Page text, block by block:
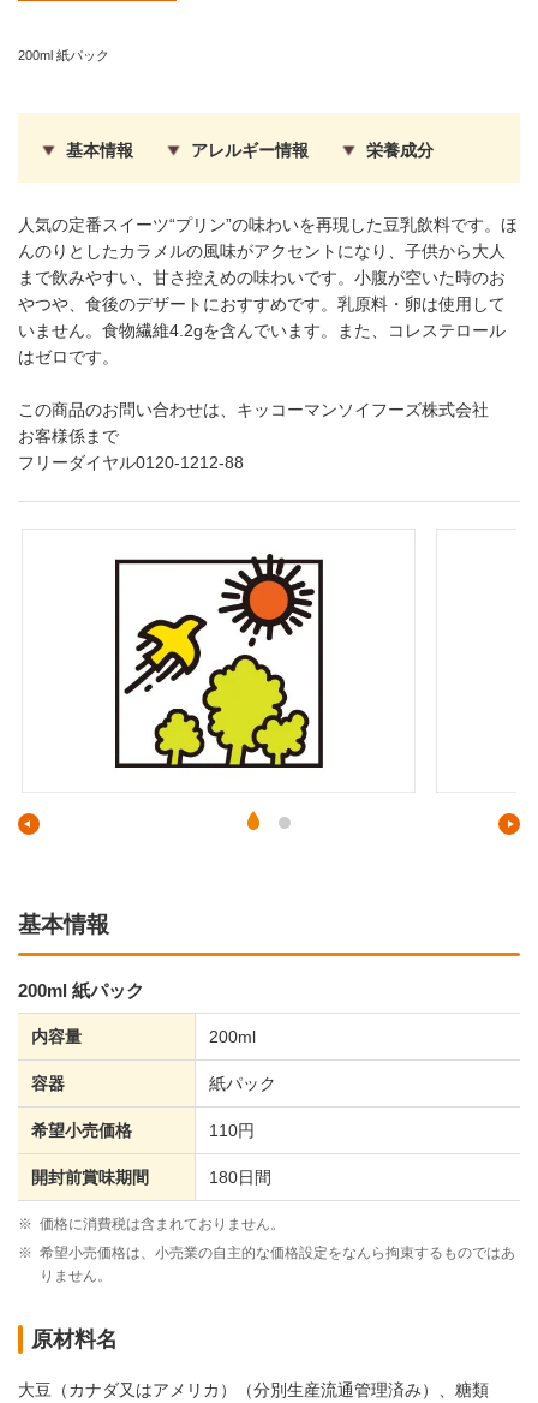
200ml 紙パック
人気の定番スイーツ“プリン”の味わいを再現した豆乳飲料です。ほ
んのりとしたカラメルの風味がアクセントになり、子供から大人
まで飲みやすい、甘さ控えめの味わいです。小腹が空いた時のお
やつや、食後のデザートにおすすめです。乳原料・卵は使用して
いません。食物繊維4.2gを含んでいます。また、コレステロール
はゼロです。
この商品のお問い合わせは、キッコーマンソイフーズ株式会社
お客様係まで
フリーダイヤル0120-1212-88
基本情報 アレルギー情報 栄養成分
基本情報
200ml 紙パック
内容量 200ml
容器 紙パック
希望小売価格 110円
開封前賞味期間 180日間
※ 価格に消費税は含まれておりません。
※ 希望小売価格は、小売業の自主的な価格設定をなんら拘束するものではあ
りません。
原材料名
大豆（カナダ又はアメリカ）（分別生産流通管理済み）、糖類